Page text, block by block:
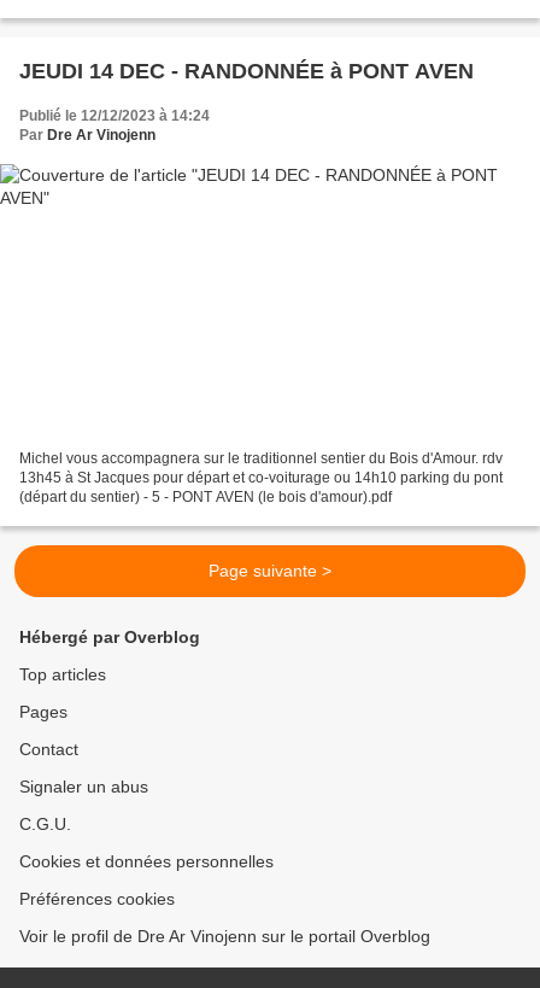
JEUDI 14 DEC - RANDONNÉE à PONT AVEN
Publié le 12/12/2023 à 14:24
Par Dre Ar Vinojenn
Michel vous accompagnera sur le traditionnel sentier du Bois d'Amour. rdv
13h45 à St Jacques pour départ et co-voiturage ou 14h10 parking du pont
(départ du sentier) - 5 - PONT AVEN (le bois d'amour).pdf
Page suivante >
Hébergé par Overblog
Top articles
Pages
Contact
Signaler un abus
C.G.U.
Cookies et données personnelles
Préférences cookies
Voir le profil de Dre Ar Vinojenn sur le portail Overblog